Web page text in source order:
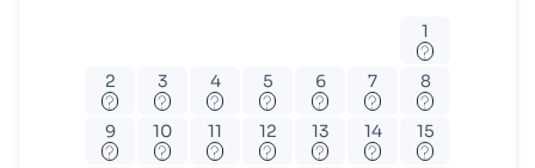
1
?
2
?
3
?
4
?
5
?
6
?
7
?
8
?
9
?
10
?
11
?
12
?
13
?
14
?
15
?